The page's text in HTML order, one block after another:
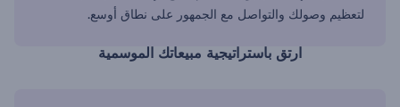
لتعظيم وصولك والتواصل مع الجمهور على نطاق أوسع.
ارتق باستراتيجية مبيعاتك الموسمية